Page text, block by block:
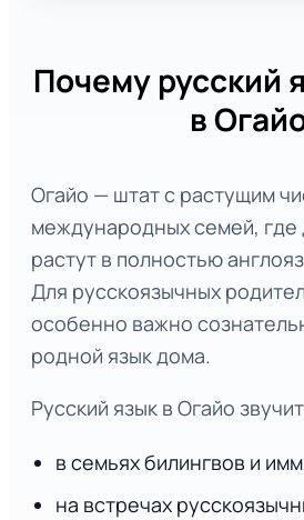
Почему русский
в
Огайо — штат с растущим
международных семей, где
растут в полностью
Для русскоязычных
особенно важно
родной язык дома.
Русский язык в Огайо
в семьях билингвов и
на встречах